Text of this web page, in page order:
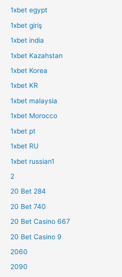
1xbet egypt
1xbet giriş
1xbet india
1xbet Kazahstan
1xbet Korea
1xbet KR
1xbet malaysia
1xbet Morocco
1xbet pt
1xbet RU
1xbet russian1
2
20 Bet 284
20 Bet 740
20 Bet Casino 667
20 Bet Casino 9
2060
2090